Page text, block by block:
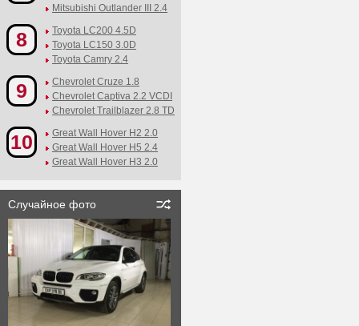
Mitsubishi Outlander III 2.4
8
Toyota LC200 4.5D
Toyota LC150 3.0D
Toyota Camry 2.4
9
Chevrolet Cruze 1.8
Chevrolet Captiva 2.2 VCDI
Chevrolet Trailblazer 2.8 TD
10
Great Wall Hover H2 2.0
Great Wall Hover H5 2.4
Great Wall Hover H3 2.0
Случайное фото